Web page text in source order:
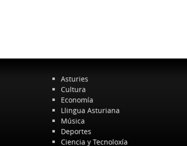
Asturies
Cultura
Economía
Llingua Asturiana
Música
Deportes
Ciencia y Tecnoloxía